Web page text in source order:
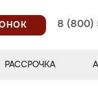
8 (800)
РАССРОЧКА